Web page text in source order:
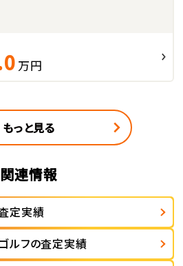
万円
もっと見る
関連情報
定実績
ルフの査定実績